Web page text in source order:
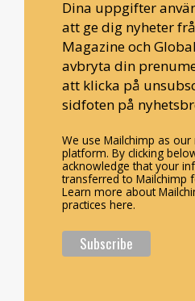
Dina uppgifter
att ge dig nyheter
Magazine och
avbryta din
att klicka på
sidfoten på
We use Mailchimp as
platform. By clicking
acknowledge that your
transferred to Mailchimp
Learn more about
practices here.